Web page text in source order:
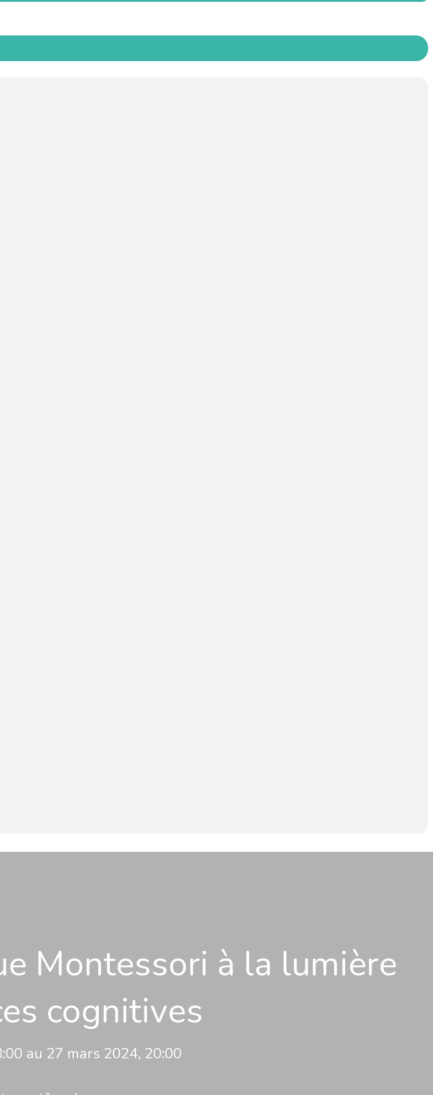
Montessori à la lumière
cognitives
au 27 mars 2024, 20:00